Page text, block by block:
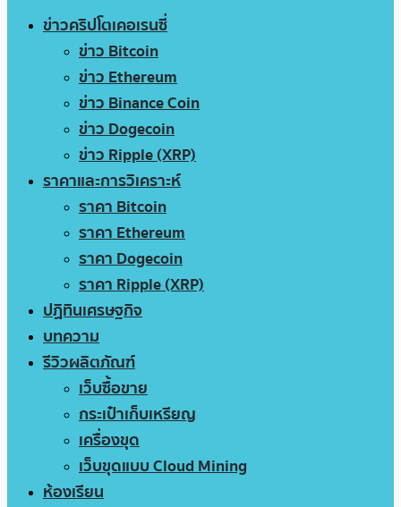
ข่าวคริปโตเคอเรนซี่
ข่าว Bitcoin
ข่าว Ethereum
ข่าว Binance Coin
ข่าว Dogecoin
ข่าว Ripple (XRP)
ราคาและการวิเคราะห์
ราคา Bitcoin
ราคา Ethereum
ราคา Dogecoin
ราคา Ripple (XRP)
ปฏิทินเศรษฐกิจ
บทความ
รีวิวผลิตภัณฑ์
เว็บซื้อขาย
กระเป๋าเก็บเหรียญ
เครื่องขุด
เว็บขุดแบบ Cloud Mining
ห้องเรียน